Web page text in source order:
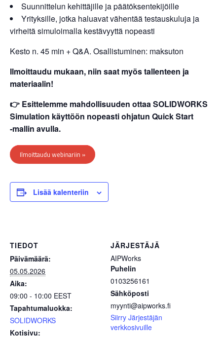
Suunnittelun kehittäjille ja päätöksentekijöille
Yrityksille, jotka haluavat vähentää testauskuluja ja
virheitä simuloimalla kestävyyttä nopeasti
Kesto n. 45 min + Q&A. Osallistuminen: maksuton
Ilmoittaudu mukaan, niin saat myös tallenteen ja
materiaalin!
👉 Esittelemme mahdollisuuden ottaa SOLIDWORKS
Simulation käyttöön nopeasti ohjatun Quick Start
‑mallin avulla.
Ilmoittaudu webinariin »
Lisää kalenteriin
TIEDOT
Päivämäärä:
05.05.2026
Aika:
09:00 - 10:00 EEST
Tapahtumaluokka:
SOLIDWORKS
Kotisivu:
JÄRJESTÄJÄ
AIPWorks
Puhelin
0103256161
Sähköposti
myynti@aipworks.fi
Siirry Järjestäjän
verkkosivuille